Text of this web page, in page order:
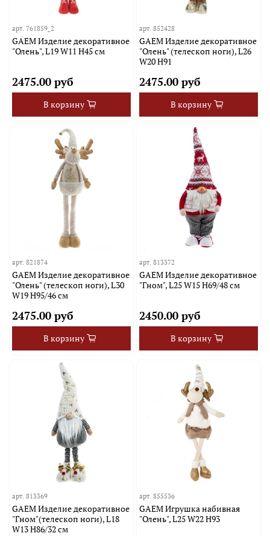
арт.761859_2
GAEM Изделие декоративное
"Олень", L19 W11 H45 см
2475.00 руб
В корзину
арт. 852428
GAEM Изделие декоративное
"Олень" (телескоп ноги), L26
W20 H91
2475.00 руб
В корзину
арт.821874
GAEM Изделие декоративное
"Олень" (телескоп ноги), L30
W19 H95/46 см
2475.00 руб
В корзину
арт. 813372
GAEM Изделие декоративное
"Гном", L25 W15 H69/48 см
2450.00 руб
В корзину
арт.813369
GAEM Изделие декоративное
"Гном"(телескоп ноги), L18
W13 H86/32 см
арт. 855536
GAEM Игрушка набивная
"Олень", L25 W22 H93